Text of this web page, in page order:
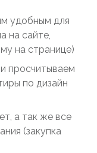
удобным для
на сайте,
на странице)
просчитываем
по дизайн
а так же все
(закупка